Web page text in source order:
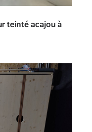
teinté acajou à